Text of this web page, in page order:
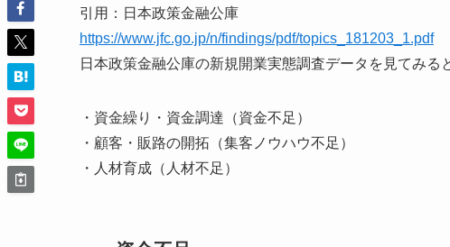
引用：日本政策金融公庫
https://www.jfc.go.jp/n/findings/pdf/topics_181203_1.pdf
日本政策金融公庫の新規開業実態調査データを見てみる
・資金繰り・資金調達（資金不足）
・顧客・販路の開拓（集客ノウハウ不足）
・人材育成（人材不足）